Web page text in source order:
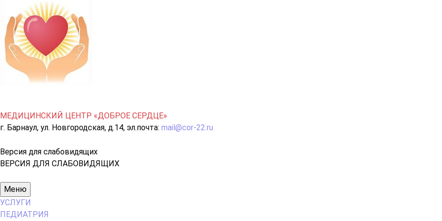
МЕДИЦИНСКИЙ ЦЕНТР «ДОБРОЕ СЕРДЦЕ»
г. Барнаул, ул. Новгородская, д.14, эл.почта: mail@cor-22.ru
Версия для слабовидящих
ВЕРСИЯ ДЛЯ СЛАБОВИДЯЩИХ
Основное
меню
Меню
УСЛУГИ
ПЕДИАТРИЯ